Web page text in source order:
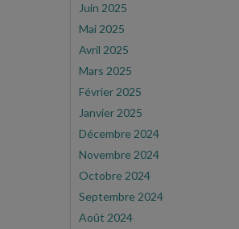
Juin 2025
Mai 2025
Avril 2025
Mars 2025
Février 2025
Janvier 2025
Décembre 2024
Novembre 2024
Octobre 2024
Septembre 2024
Août 2024